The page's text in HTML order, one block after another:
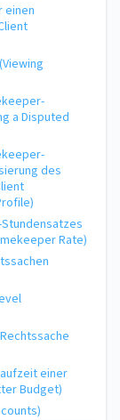
einen
a Disputed
des
Rate)
einer
Budget)